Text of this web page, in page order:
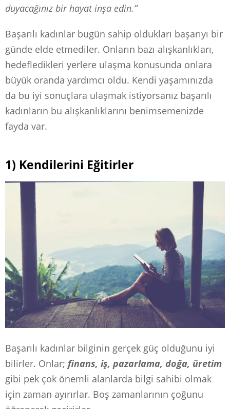
duyacağınız bir hayat inşa edin.”
Başarılı kadınlar bugün sahip oldukları başarıyı bir
günde elde etmediler. Onların bazı alışkanlıkları,
hedefledikleri yerlere ulaşma konusunda onlara
büyük oranda yardımcı oldu. Kendi yaşamınızda
da bu iyi sonuçlara ulaşmak istiyorsanız başarılı
kadınların bu alışkanlıklarını benimsemenizde
fayda var.
1) Kendilerini Eğitirler
Başarılı kadınlar bilginin gerçek güç olduğunu iyi
bilirler. Onlar; finans, iş, pazarlama, doğa, üretim
gibi pek çok önemli alanlarda bilgi sahibi olmak
için zaman ayırırlar. Boş zamanlarının çoğunu